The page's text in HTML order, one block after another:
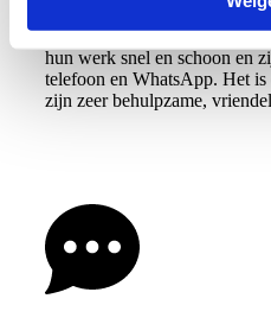
Ik kan dit familie bedrijf
hun werk snel en schoon en
telefoon en WhatsApp. Het
zijn zeer behulpzame,